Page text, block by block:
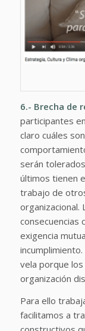
6.- Brecha de
participantes
claro cuáles
serán
últimos tienen
trabajo de
organizacional.
consecuencias
exigencia
vela porque
organización
Para ello
facilitamos a